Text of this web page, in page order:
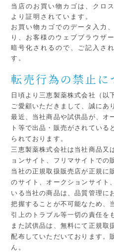
当店のお買い物カゴは、クロ
より証明されています。
お買い物カゴでのデータ入力
り、お客様のウェブブラウザ
暗号化されるので、ご記入さ
す。
転売行為の禁止に
日頃より三恵製薬株式会社（以
ご愛顧いただきまして、誠にあ
最近、当社商品や試供品が、オ
ト等で出品・販売がされている
られております。
三恵製薬株式会社は当社商品又
ョンサイト、フリマサイトでの
当社の正規取扱販売店が正規に
のサイト、オークションサイト
いる当社の商品は、品質管理に
把握することが不可能なため、
引上のトラブル等一切の責任を
また試供品は、無料にて正規取
配布していただいております。
ん。